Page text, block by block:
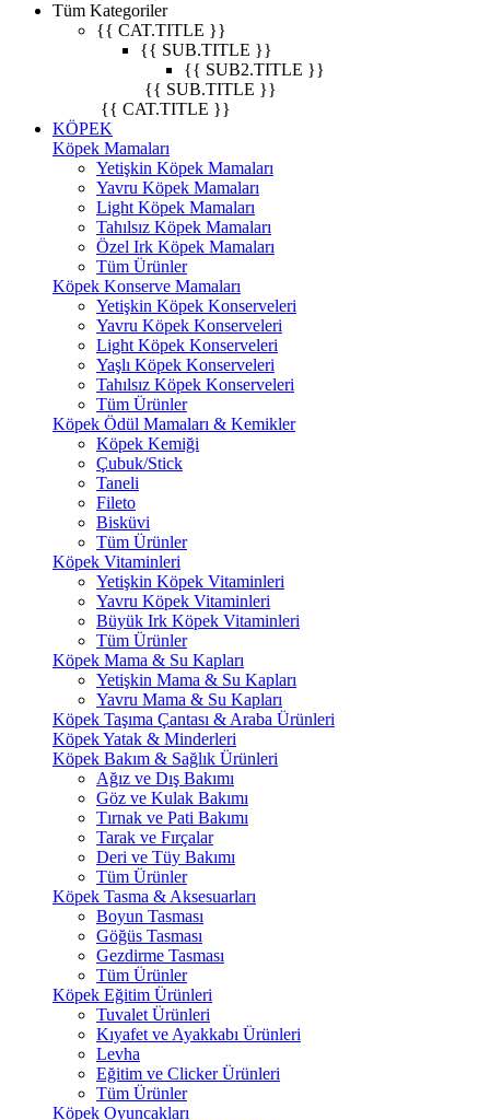
Tüm Kategoriler
{{ CAT.TITLE }}
{{ SUB.TITLE }}
{{ SUB2.TITLE }}
{{ SUB.TITLE }}
{{ CAT.TITLE }}
KÖPEK
Köpek Mamaları
Yetişkin Köpek Mamaları
Yavru Köpek Mamaları
Light Köpek Mamaları
Tahılsız Köpek Mamaları
Özel Irk Köpek Mamaları
Tüm Ürünler
Köpek Konserve Mamaları
Yetişkin Köpek Konserveleri
Yavru Köpek Konserveleri
Light Köpek Konserveleri
Yaşlı Köpek Konserveleri
Tahılsız Köpek Konserveleri
Tüm Ürünler
Köpek Ödül Mamaları & Kemikler
Köpek Kemiği
Çubuk/Stick
Taneli
Fileto
Bisküvi
Tüm Ürünler
Köpek Vitaminleri
Yetişkin Köpek Vitaminleri
Yavru Köpek Vitaminleri
Büyük Irk Köpek Vitaminleri
Tüm Ürünler
Köpek Mama & Su Kapları
Yetişkin Mama & Su Kapları
Yavru Mama & Su Kapları
Köpek Taşıma Çantası & Araba Ürünleri
Köpek Yatak & Minderleri
Köpek Bakım & Sağlık Ürünleri
Ağız ve Dış Bakımı
Göz ve Kulak Bakımı
Tırnak ve Pati Bakımı
Tarak ve Fırçalar
Deri ve Tüy Bakımı
Tüm Ürünler
Köpek Tasma & Aksesuarları
Boyun Tasması
Göğüs Tasması
Gezdirme Tasması
Tüm Ürünler
Köpek Eğitim Ürünleri
Tuvalet Ürünleri
Kıyafet ve Ayakkabı Ürünleri
Levha
Eğitim ve Clicker Ürünleri
Tüm Ürünler
Köpek Oyuncakları